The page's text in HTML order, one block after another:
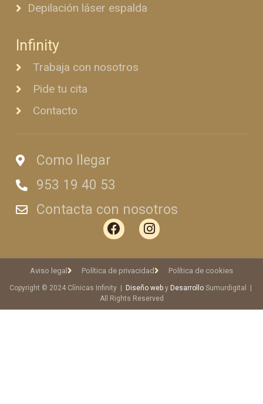
Como llegar
953 19 40 53
Contacta con nosotros
Depilación láser espalda
Infinity
Trabaja con nosotros
Pide tu cita
Contacto
Copyright © 2024 Clínicas Infinity | Diseño web y Desarrollo Sumurdigital |
All Rights Reserved
Aviso legal Política de privacidad Política de cookies